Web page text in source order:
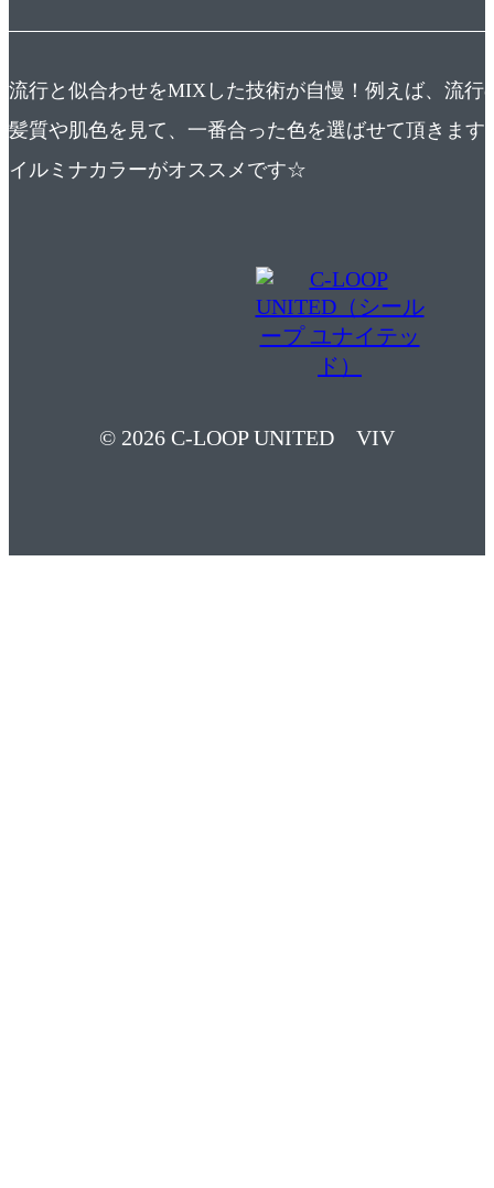
流行と似合わせをMIXした技術が自慢！例えば、流行
髪質や肌色を見て、一番合った色を選ばせて頂きます
イルミナカラーがオススメです☆
© 2026 C-LOOP UNITED VIV